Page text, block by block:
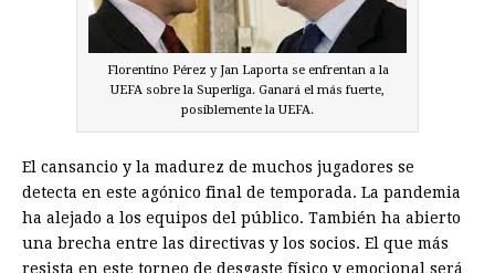
Florentino Pérez y Jan Laporta se enfrentan a la
UEFA sobre la Superliga. Ganará el más fuerte,
posiblemente la UEFA.
El cansancio y la madurez de muchos jugadores se
detecta en este agónico final de temporada. La pandemia
ha alejado a los equipos del público. También ha abierto
una brecha entre las directivas y los socios. El que más
resista en este torneo de desgaste físico y emocional será